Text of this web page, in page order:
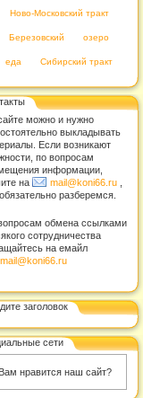
Ново-Московский тракт
Березовский озеро
еда Сибирский тракт
можно и нужно
выкладывать
Если возникают
по вопросам
информации,
на
mail@koni66.ru
разберемся.
обмена ссылками
сотрудничества
на емайл
mail@koni66.ru
заголовок
сети
Вам нравится наш сайт?